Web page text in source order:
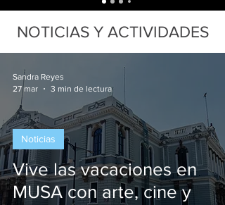
NOTICIAS Y ACTIVIDADES
Vive las vacaciones en
MUSA con arte, cine y
Noticias
Sandra Reyes
27 mar
3 min de lectura